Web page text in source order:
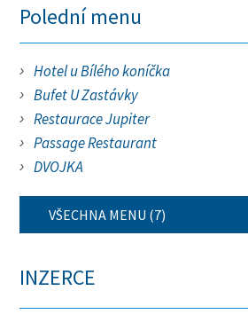
Polední menu
Hotel u Bílého koníčka
Bufet U Zastávky
Restaurace Jupiter
Passage Restaurant
DVOJKA
VŠECHNA MENU (7)
INZERCE